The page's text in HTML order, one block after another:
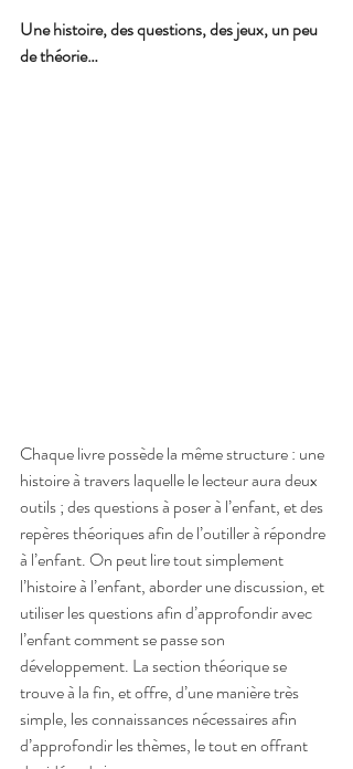
Une histoire, des questions, des jeux, un peu
de théorie…
Chaque livre possède la même structure : une
histoire à travers laquelle le lecteur aura deux
outils ; des questions à poser à l’enfant, et des
repères théoriques afin de l’outiller à répondre
à l’enfant. On peut lire tout simplement
l’histoire à l’enfant, aborder une discussion, et
utiliser les questions afin d’approfondir avec
l’enfant comment se passe son
développement. La section théorique se
trouve à la fin, et offre, d’une manière très
simple, les connaissances nécessaires afin
d’approfondir les thèmes, le tout en offrant